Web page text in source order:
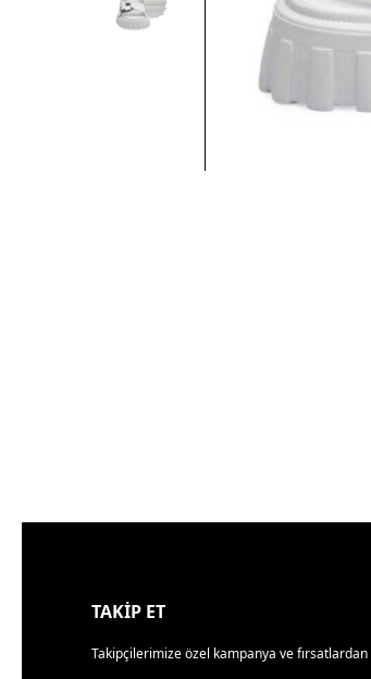
TAKİP ET
Takipçilerimize özel kampanya ve